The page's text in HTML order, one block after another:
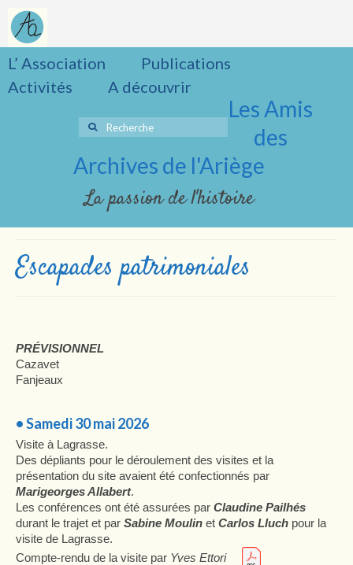
L’ Association
Publications
Activités
A découvrir
Rechercher
:
Les Amis
des
Archives de l'Ariège
La passion de l'histoire
Escapades patrimoniales
PRÉVISIONNEL
Cazavet
Fanjeaux
• Samedi 30 mai 2026
Visite à Lagrasse.
Des dépliants pour le déroulement des visites et la
présentation du site avaient été confectionnés par
Marigeorges Allabert.
Les conférences ont été assurées par Claudine Pailhés
durant le trajet et par Sabine Moulin et Carlos Lluch pour la
visite de Lagrasse.
Compte-rendu de la visite par Yves Ettori